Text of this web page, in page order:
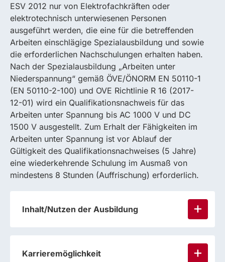
ESV 2012 nur von Elektrofachkräften oder
elektrotechnisch unterwiesenen Personen
ausgeführt werden, die eine für die betreffenden
Arbeiten einschlägige Spezialausbildung und sowie
die erforderlichen Nachschulungen erhalten haben.
Nach der Spezialausbildung „Arbeiten unter
Niederspannung“ gemäß ÖVE/ÖNORM EN 50110-1
(EN 50110-2-100) und OVE Richtlinie R 16 (2017-
12-01) wird ein Qualifikationsnachweis für das
Arbeiten unter Spannung bis AC 1000 V und DC
1500 V ausgestellt. Zum Erhalt der Fähigkeiten im
Arbeiten unter Spannung ist vor Ablauf der
Gültigkeit des Qualifikationsnachweises (5 Jahre)
eine wiederkehrende Schulung im Ausmaß von
mindestens 8 Stunden (Auffrischung) erforderlich.
Inhalt/Nutzen der Ausbildung
Karrieremöglichkeit